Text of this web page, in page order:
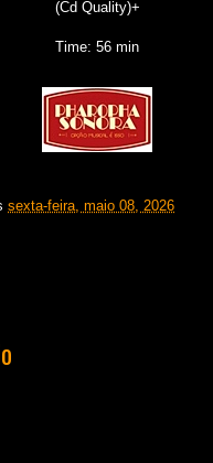
(Cd Quality)+
Time: 56 min
sexta-feira, maio 08, 2026